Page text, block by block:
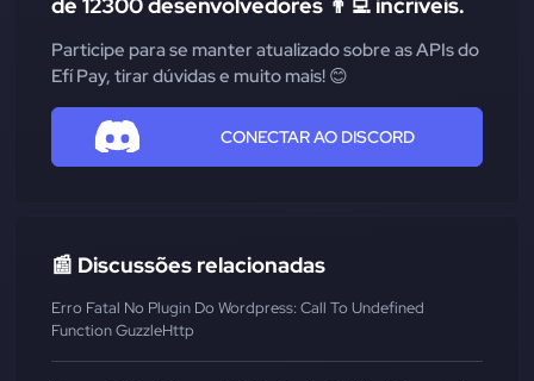
Participe para se manter atualizado sobre as APIs do
Efí Pay, tirar dúvidas e muito mais! 😊
CONECTAR AO DISCORD
📰 Discussões relacionadas
Erro Fatal No Plugin Do Wordpress: Call To Undefined
Function GuzzleHttp